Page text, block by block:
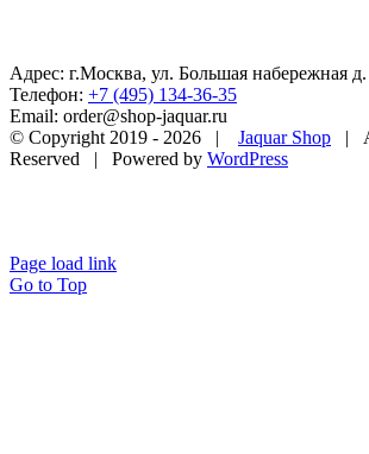
Адрес: г.Москва, ул. Большая набережная д.
Телефон: +7 (495) 134-36-35
Email: order@shop-jaquar.ru
© Copyright 2019 - 2026 | Jaquar Shop |
Reserved | Powered by WordPress
Page load link
Go to Top